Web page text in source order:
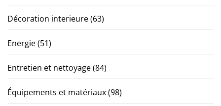
Décoration interieure(63)
Energie(51)
Entretien et nettoyage(84)
Équipements et matériaux(98)